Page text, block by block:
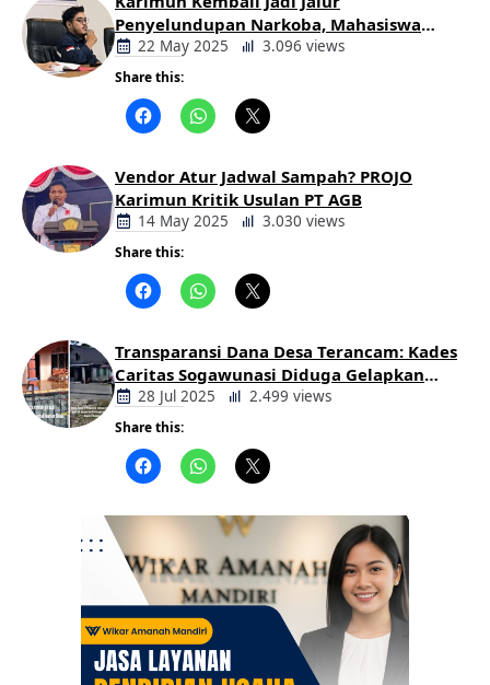
Penyelundupan Narkoba, Mahasiswa
Desak Pemkab dan Aparat Bertindak
Tegas
22 May 2025 3.096 views
Share this:
Vendor Atur Jadwal Sampah? PROJO
Karimun Kritik Usulan PT AGB
14 May 2025 3.030 views
Share this:
Transparansi Dana Desa Terancam: Kades
Caritas Sogawunasi Diduga Gelapkan
Bantuan untuk Warga
28 Jul 2025 2.499 views
Share this: